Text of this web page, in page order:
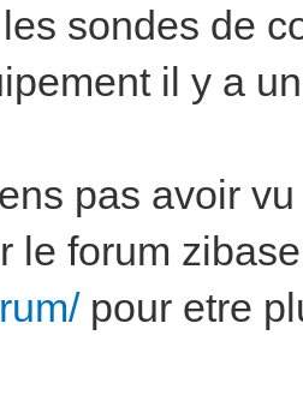
sondes de
il y a
pas avoir
le forum
pour etre